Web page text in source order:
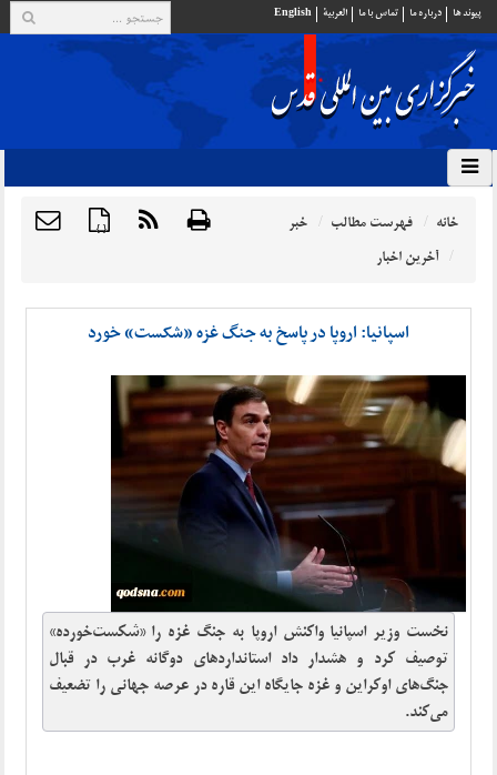
پيوند ها درباره ما تماس با ما العربية English
{ } خانه فهرست مطالب
خبر
آخرین اخبار
اسپانیا: اروپا در پاسخ به جنگ غزه «شکست» خورد
نخست وزیر اسپانیا واکنش اروپا به جنگ غزه را «شکست‌خورده»
توصیف کرد و هشدار داد استانداردهای دوگانه غرب در قبال
جنگ‌های اوکراین و غزه جایگاه این قاره در عرصه جهانی را تضعیف
می‌کند.